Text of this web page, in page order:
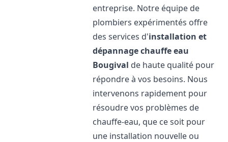
entreprise. Notre équipe de
plombiers expérimentés offre
des services d'installation et
dépannage chauffe eau
Bougival de haute qualité pour
répondre à vos besoins. Nous
intervenons rapidement pour
résoudre vos problèmes de
chauffe-eau, que ce soit pour
une installation nouvelle ou